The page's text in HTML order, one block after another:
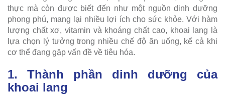
thực mà còn được biết đến như một nguồn dinh dưỡng
phong phú, mang lại nhiều lợi ích cho sức khỏe. Với hàm
lượng chất xơ, vitamin và khoáng chất cao, khoai lang là
lựa chọn lý tưởng trong nhiều chế độ ăn uống, kể cả khi
cơ thể đang gặp vấn đề về tiêu hóa.
1. Thành phần dinh dưỡng của
khoai lang